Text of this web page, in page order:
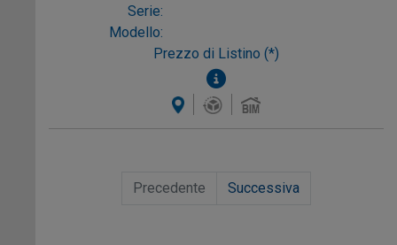
Serie:
Modello:
Prezzo di Listino (*)
Precedente Successiva